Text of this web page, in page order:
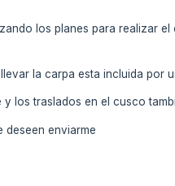
los planes para realizar
la carpa esta incluida por
los traslados en el cusco
deseen enviarme